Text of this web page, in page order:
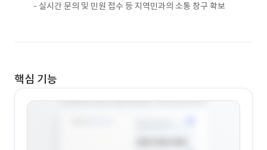
- 실시간 문의 및 민원 접수 등 지역민과의 소통 창구 확보
핵심 기능